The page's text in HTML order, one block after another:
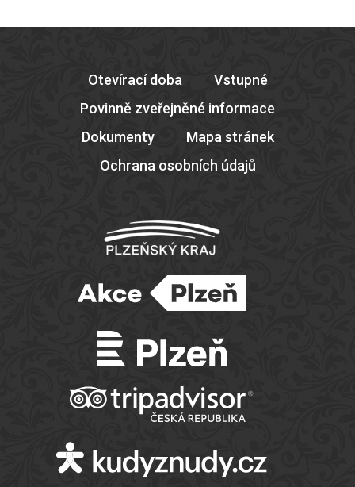
Otevírací doba
Vstupné
Povinně zveřejněné informace
Dokumenty
Mapa stránek
Ochrana osobních údajů